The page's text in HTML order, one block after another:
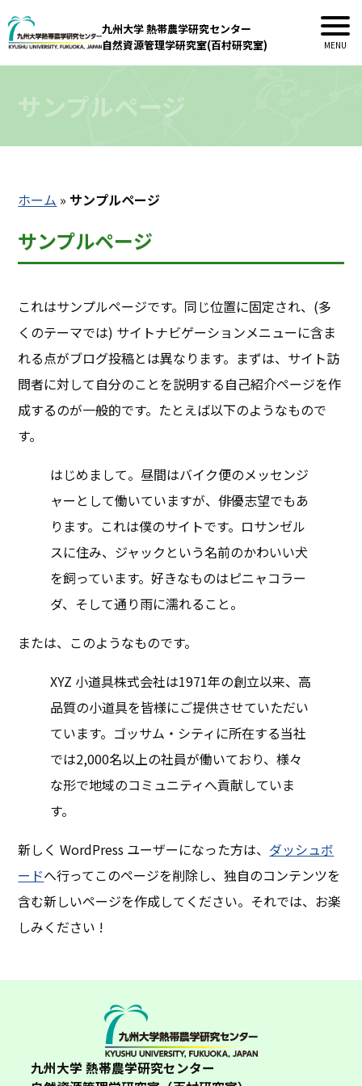
九州大学 熱帯農学研究センター
自然資源管理学研究室(百村研究室)
サンプルページ
ホーム » サンプルページ
サンプルページ
これはサンプルページです。同じ位置に固定され、(多
くのテーマでは) サイトナビゲーションメニューに含ま
れる点がブログ投稿とは異なります。まずは、サイト訪
問者に対して自分のことを説明する自己紹介ページを作
成するのが一般的です。たとえば以下のようなもので
す。
はじめまして。昼間はバイク便のメッセンジ
ャーとして働いていますが、俳優志望でもあ
ります。これは僕のサイトです。ロサンゼル
スに住み、ジャックという名前のかわいい犬
を飼っています。好きなものはピニャコラー
ダ、そして通り雨に濡れること。
または、このようなものです。
XYZ 小道具株式会社は1971年の創立以来、高
品質の小道具を皆様にご提供させていただい
ています。ゴッサム・シティに所在する当社
では2,000名以上の社員が働いており、様々
な形で地域のコミュニティへ貢献していま
す。
新しく WordPress ユーザーになった方は、 ダッシュボ
ードへ行ってこのページを削除し、独自のコンテンツを
含む新しいページを作成してください。それでは、お楽
しみください !
九州大学 熱帯農学研究センター